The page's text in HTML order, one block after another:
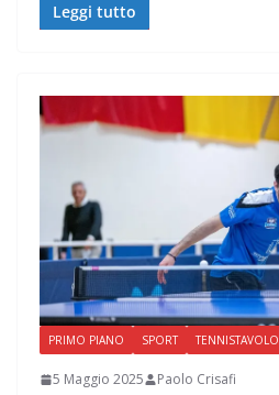
Leggi tutto
PRIMO PIANO SPORT TENNISTAVOLO
5 Maggio 2025 Paolo Crisafi